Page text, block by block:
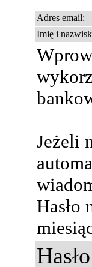
Adres email:
Imię i
Jeżeli
Hasło